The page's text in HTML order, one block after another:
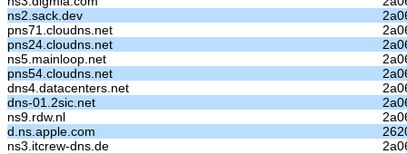
ns2.sack.dev
pns71.cloudns.net
pns24.cloudns.net
ns5.mainloop.net
pns54.cloudns.net
dns4.datacenters.net
dns-01.2sic.net
ns9.rdw.nl
d.ns.apple.com
ns3.itcrew-dns.de